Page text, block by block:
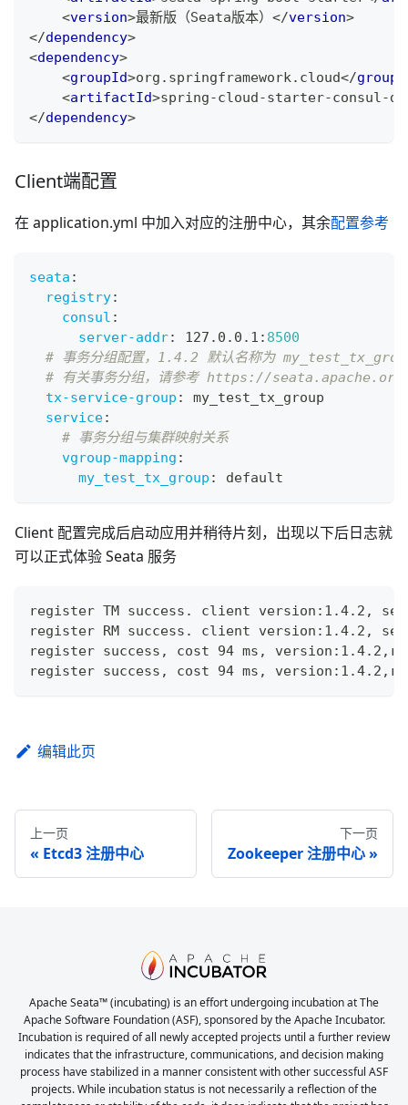
<version>最新版（Seata版本） </version>
</dependency>
<dependency>
<groupId>org.springframework.cloud</
<artifactId>spring-cloud-starter-consul-
</dependency>
Client端配置
在 application.yml 中加入对应的注册中心，其余配置参考
seata :
registry:
consul :
server-addr: 127.0.0.1 : 8500
# 事务分组配置，1.4.2 默认名称为
# 有关事务分组，请参考 https://
tx-service-group :
my_test_tx_group
service:
# 事务分组与集群映射关系
vgroup-mapping :
my_test_tx_group : default
Client 配置完成后启动应用并稍待片刻，出现以下后日志就
可以正式体验 Seata 服务
register TM success. client version:1.4.2,
register RM success. client version:1.4.2,
register success, cost 94 ms,
register success, cost 94 ms,
编辑此页
上一页
Etcd3 注册中心
下一页
Zookeeper 注册中心
Apache Seata™ (incubating) is an effort undergoing incubation at The
Apache Software Foundation (ASF), sponsored by the Apache Incubator.
Incubation is required of all newly accepted projects until a further review
indicates that the infrastructure, communications, and decision making
process have stabilized in a manner consistent with other successful ASF
projects. While incubation status is not necessarily a reflection of the